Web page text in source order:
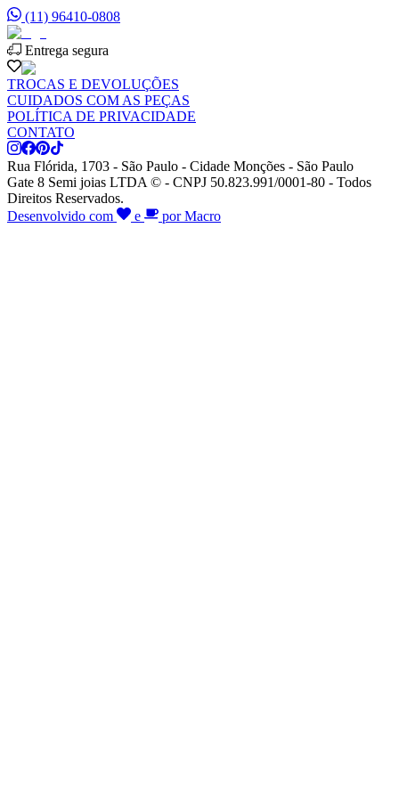
(11) 96410-0808
Entrega segura
TROCAS E DEVOLUÇÕES
CUIDADOS COM AS PEÇAS
POLÍTICA DE PRIVACIDADE
CONTATO
Rua Flórida, 1703 - São Paulo - Cidade Monções - São Paulo
Gate 8 Semi joias LTDA © - CNPJ 50.823.991/0001-80 - Todos
Direitos Reservados.
Desenvolvido com
e por Macro